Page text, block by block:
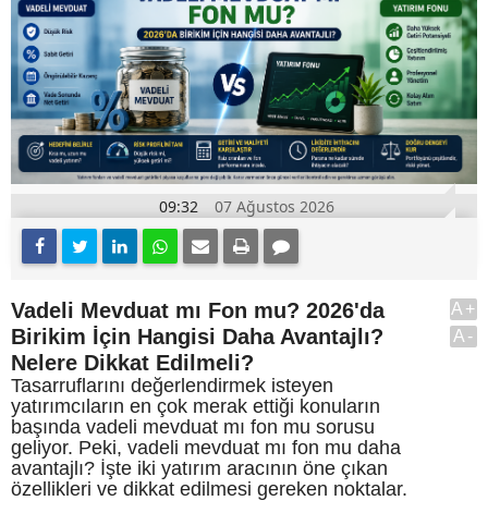
09:32 07 Ağustos 2026
Vadeli Mevduat mı Fon mu? 2026'da
Birikim İçin Hangisi Daha Avantajlı?
Nelere Dikkat Edilmeli?
Tasarruflarını değerlendirmek isteyen
yatırımcıların en çok merak ettiği konuların
başında vadeli mevduat mı fon mu sorusu
geliyor. Peki, vadeli mevduat mı fon mu daha
avantajlı? İşte iki yatırım aracının öne çıkan
özellikleri ve dikkat edilmesi gereken noktalar.
A+
A-